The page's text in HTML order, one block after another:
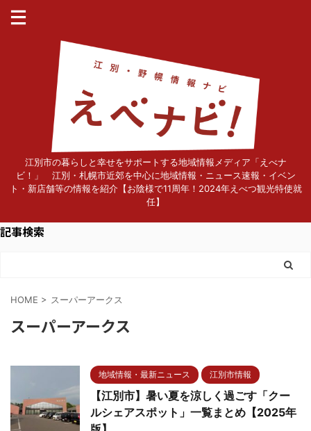
江別市の暮らしと幸せをサポートする地域情報メディア「えべナ
ビ！」 江別・札幌市近郊を中心に地域情報・ニュース速報・イベン
ト・新店舗等の情報を紹介【お陰様で11周年！2024年えべつ観光特使就
任】
記事検索
HOME > スーパーアークス
スーパーアークス
地域情報・最新ニュース 江別市情報
【江別市】暑い夏を涼しく過ごす「クー
ルシェアスポット」一覧まとめ【2025年